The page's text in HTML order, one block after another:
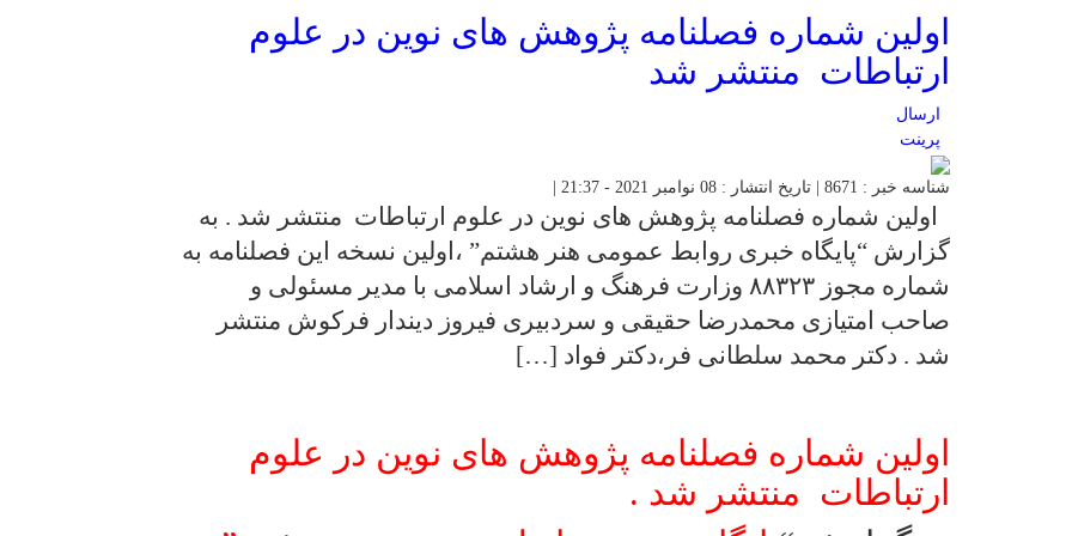
اولین شماره فصلنامه پژوهش های نوین در علوم
ارتباطات منتشر شد
ارسال
پرینت
شناسه خبر : 8671 | تاریخ انتشار : 08 نوامبر 2021 - 21:37 |
اولین شماره فصلنامه پژوهش های نوین در علوم ارتباطات منتشر شد . به
گزارش “پایگاه خبری روابط عمومی هنر هشتم” ،اولین نسخه این فصلنامه به
شماره مجوز ۸۸۳۲۳ وزارت فرهنگ و ارشاد اسلامی با مدیر مسئولی و
صاحب امتیازی محمدرضا حقیقی و سردبیری فیروز دیندار فرکوش منتشر
شد . دکتر محمد سلطانی فر،دکتر فواد […]
اولین شماره فصلنامه پژوهش های نوین در علوم
ارتباطات منتشر شد .